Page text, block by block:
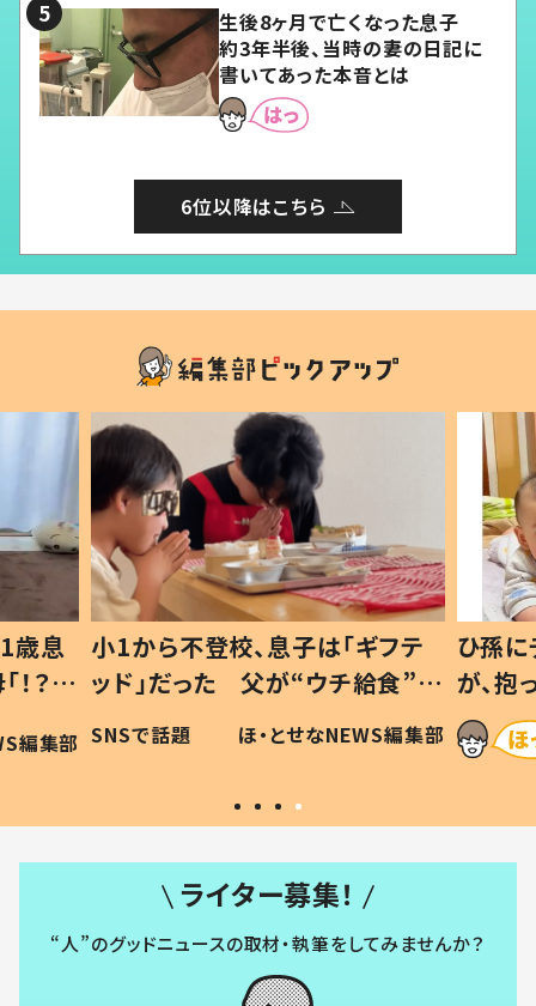
生後8ヶ月で亡くなった息子
約3年半後、当時の妻の日記に
書いてあった本音とは
6位以降はこちら
歳息
？」
編集部
小1から不登校、息子は「ギフテ
ッド」だった 父が“ウチ給食”を
作り続ける理由とは #令和の親
#令和の子
SNSで話題 ほ・とせなNEWS編集部
ひ孫
が、
「涙が
い」
ライター募集！
“人”のグッドニュースの取材・執筆をしてみませんか？